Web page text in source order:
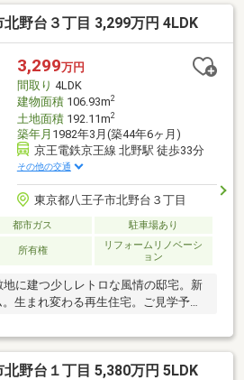
野台３丁目 3,299万円 4LDK
3,299万円
間取り 4LDK
建物面積106.93m2
土地面積192.11m2
築年月 1982年3月(築44年6ヶ月)
京王電鉄京王線 北野駅 徒歩33分
その他の交通
東京都八王子市北野台３丁目
都市ガス 駐車場あり
所有権
リフォームリノベーシ
ョン
に建つ少しレトロな風情の邸宅。新
生まれ変わる再生住宅。ご見学予約
野台１丁目 5,380万円 5LDK